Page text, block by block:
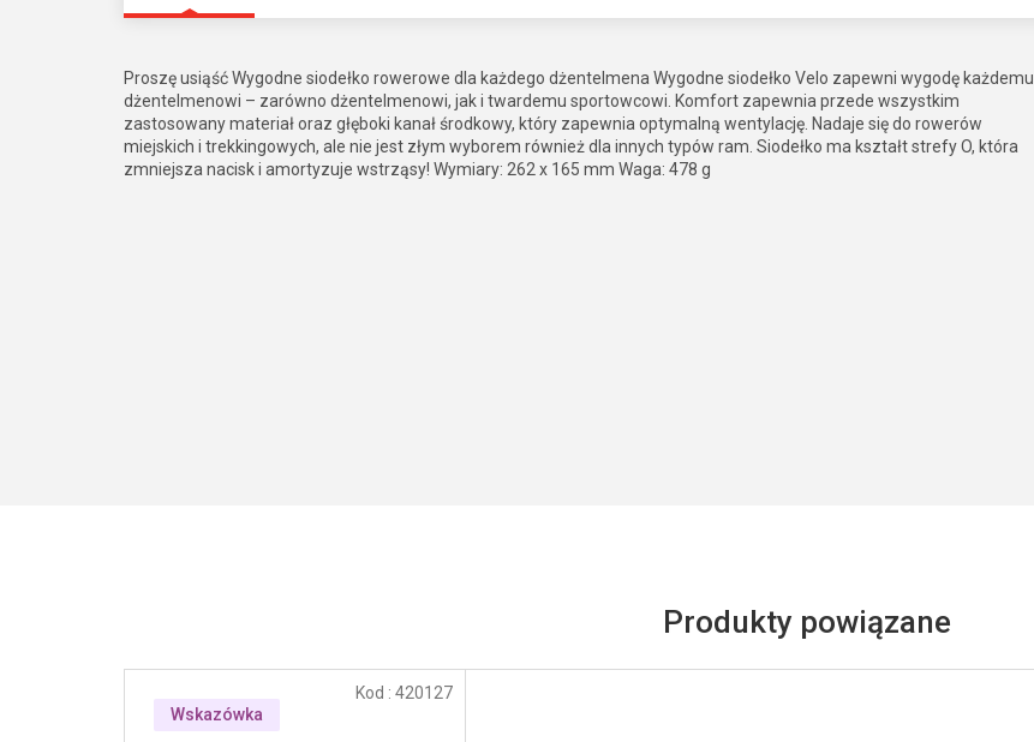
Produkty powiązane
Wskazówka
Kod : 420127
Proszę usiąść Wygodne siodełko rowerowe dla każdego dżentelmena Wygodne siodełko Velo zapewni wygodę każdemu
dżentelmenowi – zarówno dżentelmenowi, jak i twardemu sportowcowi. Komfort zapewnia przede wszystkim
zastosowany materiał oraz głęboki kanał środkowy, który zapewnia optymalną wentylację. Nadaje się do rowerów
miejskich i trekkingowych, ale nie jest złym wyborem również dla innych typów ram. Siodełko ma kształt strefy O, która
zmniejsza nacisk i amortyzuje wstrząsy! Wymiary: 262 x 165 mm Waga: 478 g